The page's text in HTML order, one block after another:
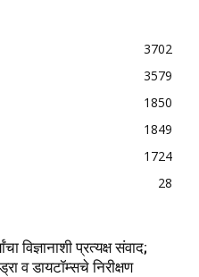
3702
3579
1850
1849
1724
28
विज्ञानाशी प्रत्यक्ष संवाद;
व डायटॉम्सचे निरीक्षण